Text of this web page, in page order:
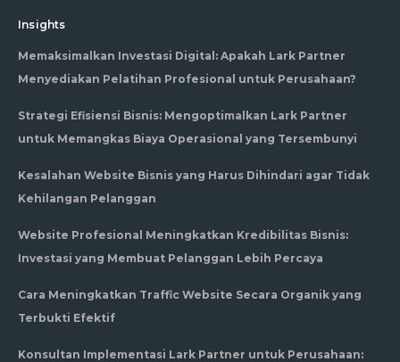
Insights
Memaksimalkan Investasi Digital: Apakah Lark Partner
Menyediakan Pelatihan Profesional untuk Perusahaan?
Strategi Efisiensi Bisnis: Mengoptimalkan Lark Partner
untuk Memangkas Biaya Operasional yang Tersembunyi
Kesalahan Website Bisnis yang Harus Dihindari agar Tidak
Kehilangan Pelanggan
Website Profesional Meningkatkan Kredibilitas Bisnis:
Investasi yang Membuat Pelanggan Lebih Percaya
Cara Meningkatkan Traffic Website Secara Organik yang
Terbukti Efektif
Konsultan Implementasi Lark Partner untuk Perusahaan: